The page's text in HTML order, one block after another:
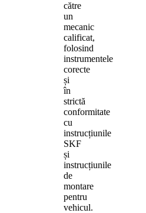
către
un
mecanic
calificat,
folosind
instrumentele
corecte
și
în
strictă
conformitate
cu
instrucțiunile
SKF
și
instrucțiunile
de
montare
pentru
vehicul.